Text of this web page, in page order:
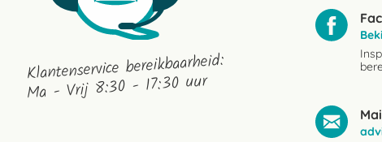
Klantenservice bereikbaarheid:
Ma - Vrij 8:30 - 17:30 uur